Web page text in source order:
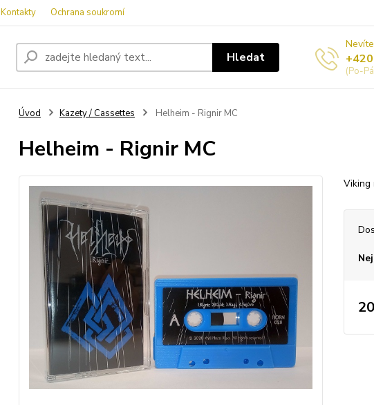
Kontakty Ochrana soukromí
Hledat
(Po-
Úvod Kazety / Cassettes Helheim - Rignir MC
Helheim - Rignir MC
Viking